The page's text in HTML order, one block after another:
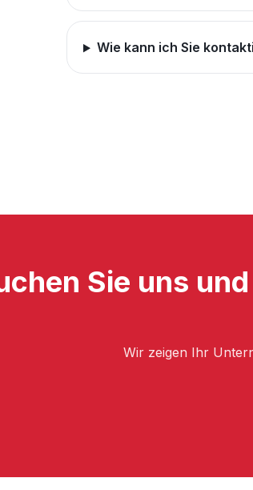
Wie kann ich Sie
Sie uns
Wir zeigen Ihr